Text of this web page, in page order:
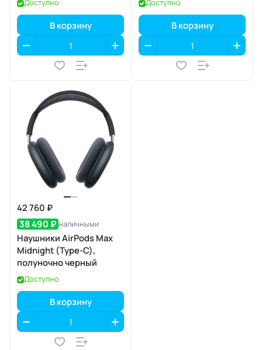
Доступно
В корзину
Доступно
В корзину
42 760 ₽
38 490 ₽ наличными
Наушники AirPods Max
Midnight (Type-C),
полуночно черный
Доступно
В корзину